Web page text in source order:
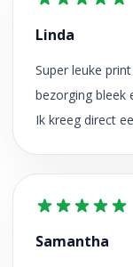
Linda
Super leuke
bezorging bleek
Ik kreeg direct
Samantha